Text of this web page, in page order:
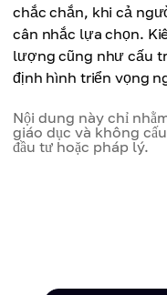
chắc chắn, khi cả
cân nhắc lựa chọn.
lượng cũng như cấu
định hình triển vọng
Nội dung này chỉ
giáo dục và không
đầu tư hoặc pháp lý.